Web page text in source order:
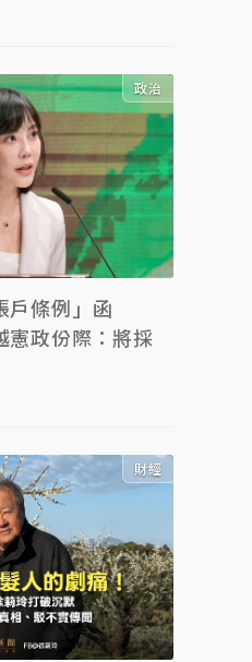
政治
戶條例」函
政份際：將採
財經